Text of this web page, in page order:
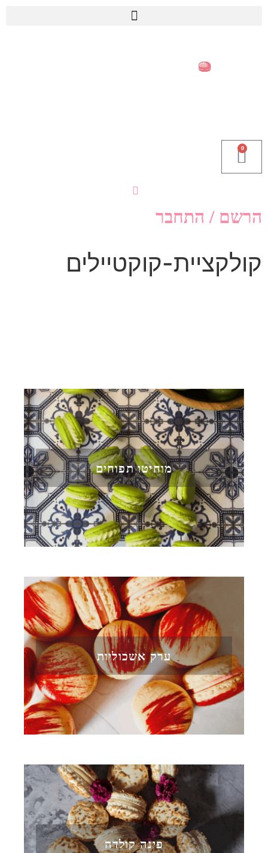
0
הרשם / התחבר
קולקציית-קוקטיילים
מוחיטו תפוחים
ערק אשכוליות
פינה קולדה